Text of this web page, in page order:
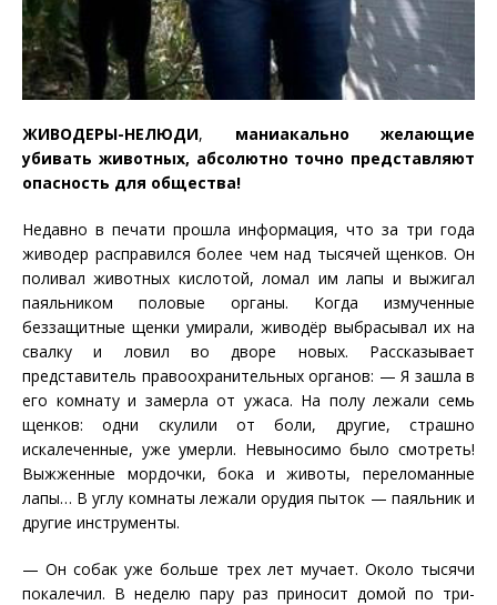
ЖИВОДЕРЫ-НЕЛЮДИ, маниакально желающие
убивать животных, абсолютно точно представляют
опасность для общества!
Недавно в печати прошла информация, что за три года
живодер расправился более чем над тысячей щенков. Он
поливал животных кислотой, ломал им лапы и выжигал
паяльником половые органы. Когда измученные
беззащитные щенки умирали, живодёр выбрасывал их на
свалку и ловил во дворе новых. Рассказывает
представитель правоохранительных органов: — Я зашла в
его комнату и замерла от ужаса. На полу лежали семь
щенков: одни скулили от боли, другие, страшно
искалеченные, уже умерли. Невыносимо было смотреть!
Выжженные мордочки, бока и животы, переломанные
лапы… В углу комнаты лежали орудия пыток — паяльник и
другие инструменты.
— Он собак уже больше трех лет мучает. Около тысячи
покалечил. В неделю пару раз приносит домой по три-